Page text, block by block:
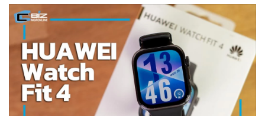
Green Innovation & SD
Management & HR
• MGR Live
Infographic
การเมือง
ท่องเที่ยว